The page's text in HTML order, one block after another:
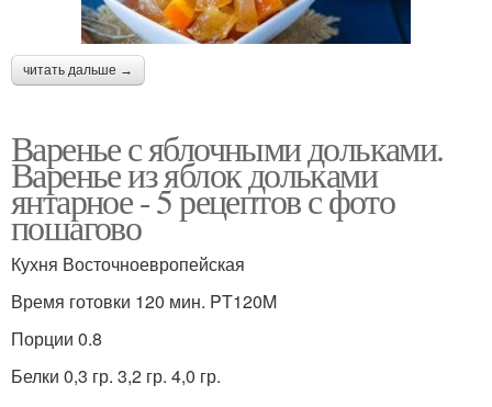
читать дальше →
Варенье с яблочными дольками.
Варенье из яблок дольками
янтарное - 5 рецептов с фото
пошагово
Кухня Восточноевропейская
Время готовки 120 мин. PT120M
Порции 0.8
Белки 0,3 гр. 3,2 гр. 4,0 гр.